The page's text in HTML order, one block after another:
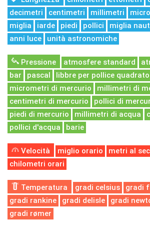
decimetri
centimetri millimetri
miglia
iarde piedi pollici miglia
anni luce
unità astronomiche
Pressione atmosfere standard
bar
pascal libbre per pollice
micrometri di mercurio
millimetri di
centimetri di mercurio
pollici di
piedi di mercurio
millimetri di acqua
pollici d'acqua
barie
Velocità miglio orario
metri al
chilometri orari
Temperatura gradi celsius gradi
gradi rankine
gradi delisle gradi
gradi rømer